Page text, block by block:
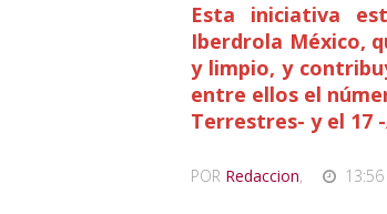
Esta iniciativa
Iberdrola México,
y limpio, y
entre ellos el
Terrestres- y el 17
POR Redaccion,